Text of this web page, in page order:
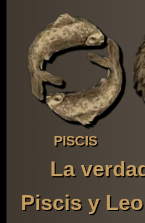
PISCIS
La
Piscis y